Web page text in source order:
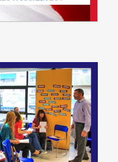
Αν είσαι φοιτητής, έλα
στις εξετάσειςCambridge
Μάριος Γρηγορίου